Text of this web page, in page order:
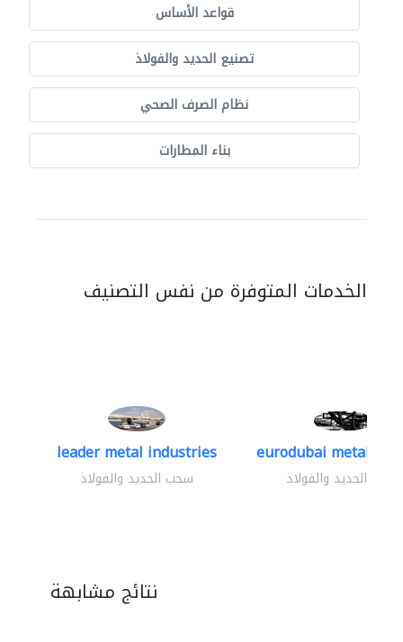
قواعد الأساس
تصنيع الحديد والفولاذ
نظام الصرف الصحي
بناء المطارات
الخدمات المتوفرة من نفس التصنيف
leader metal industries
سحب الحديد والفولاذ
eurodubai metal
سحب الحديد والفولاذ
نتائج مشابهة